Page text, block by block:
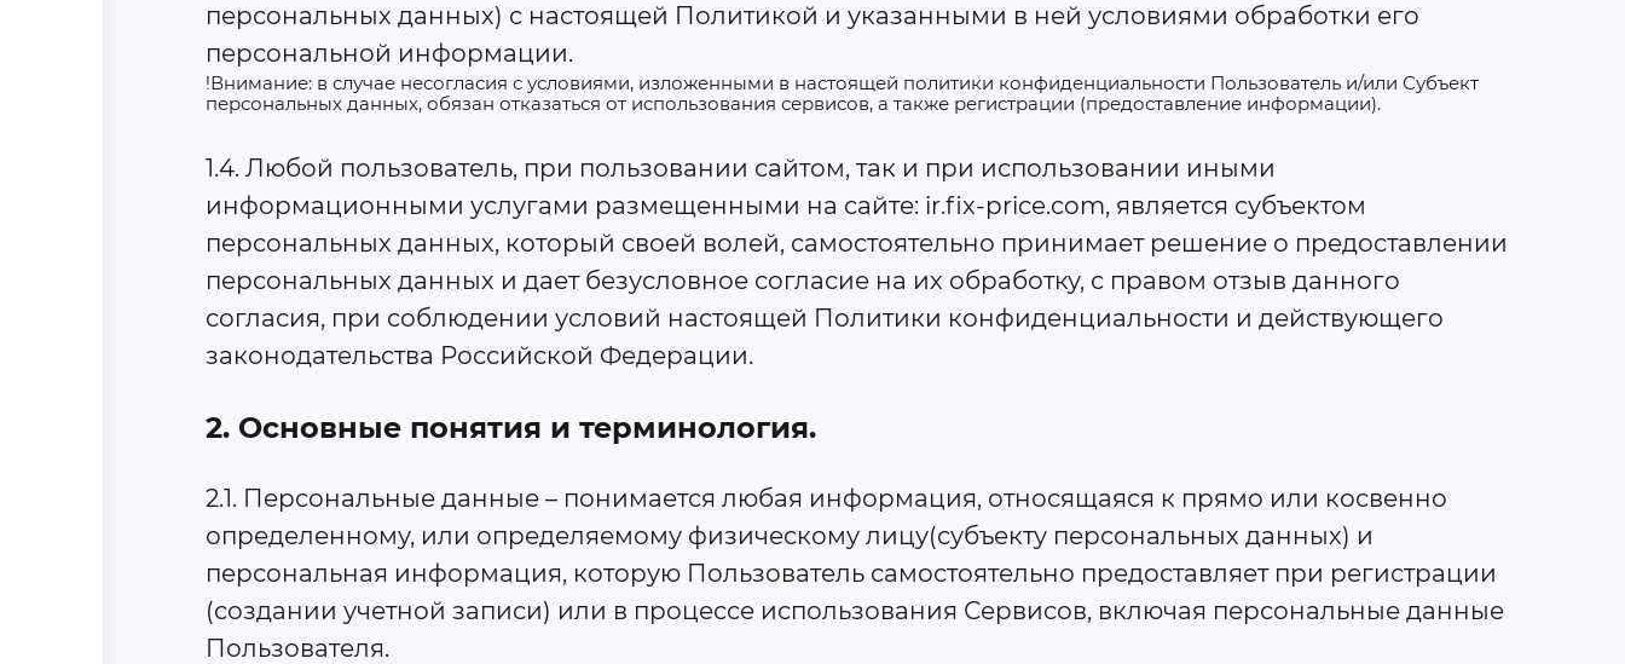
персональных данных) с настоящей Политикой и указанными в ней условиями обработки его
персональной информации.
!Внимание: в случае несогласия с условиями, изложенными в настоящей политики конфиденциальности Пользователь и/или Субъект
персональных данных, обязан отказаться от использования сервисов, а также регистрации (предоставление информации).
1.4. Любой пользователь, при пользовании сайтом, так и при использовании иными
информационными услугами размещенными на сайте: ir.fix-price.com, является субъектом
персональных данных, который своей волей, самостоятельно принимает решение о предоставлении
персональных данных и дает безусловное согласие на их обработку, с правом отзыв данного
согласия, при соблюдении условий настоящей Политики конфиденциальности и действующего
законодательства Российской Федерации.
2. Основные понятия и терминология.
2.1. Персональные данные – понимается любая информация, относящаяся к прямо или косвенно
определенному, или определяемому физическому лицу(субъекту персональных данных) и
персональная информация, которую Пользователь самостоятельно предоставляет при регистрации
(создании учетной записи) или в процессе использования Сервисов, включая персональные данные
Пользователя.